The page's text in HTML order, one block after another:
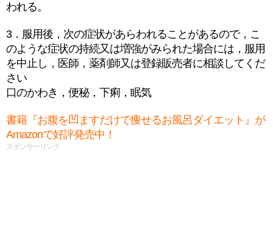
われる。
3．服用後，次の症状があらわれることがあるので，こ
のような症状の持続又は増強がみられた場合には，服用
を中止し，医師，薬剤師又は登録販売者に相談してくだ
さい
口のかわき，便秘，下痢，眠気
書籍『お腹を凹ますだけで痩せるお風呂ダイエット』が
Amazonで好評発売中！
スポンサーリンク